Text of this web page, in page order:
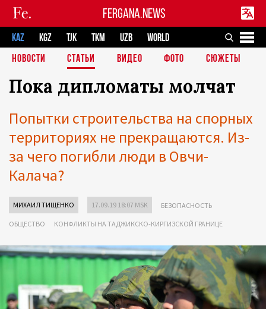
FERGANA.NEWS
KAZ KGZ TJK TKM UZB
WORLD
НОВОСТИ
СТАТЬИ ВИДЕО ФОТО СЮЖЕТЫ
Пока дипломаты молчат
Попытки строительства на спорных
территориях не прекращаются. Из-
за чего погибли люди в Овчи-
Калача?
МИХАИЛ ТИЩЕНКО 17.09.19 18:07 MSK БЕЗОПАСНОСТЬ
ОБЩЕСТВО КОНФЛИКТЫ НА ТАДЖИКСКО-КИРГИЗСКОЙ ГРАНИЦЕ